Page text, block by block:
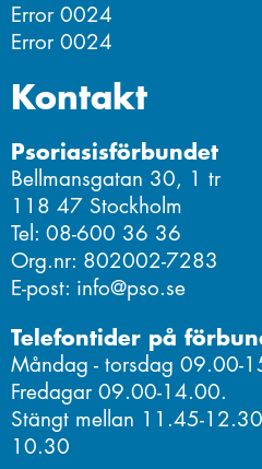
Kontakt
Psoriasisförbundet
Bellmansgatan 30, 1 tr
118 47 Stockholm
Tel: 08-600 36 36
Org.nr: 802002-7283
E-post: info@pso.se
Telefontider på
Måndag - torsdag 09.00-
Fredagar 09.00-14.00.
Stängt mellan 11.45-
10.30
Error 0024
Error 0024